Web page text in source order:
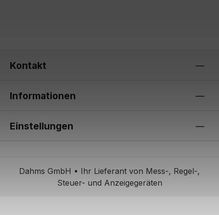
Kontakt
Informationen
Einstellungen
Dahms GmbH • Ihr Lieferant von Mess-, Regel-,
Steuer- und Anzeigegeräten